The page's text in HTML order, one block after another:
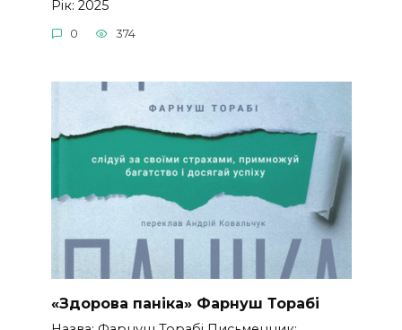
Рік: 2025
0 374
«Здорова паніка» Фарнуш Торабі